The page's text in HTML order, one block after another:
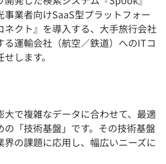
業者向けSaaS型プラットフォー
クト』を導入する、大手旅行会社
る運輸会社（航空／鉄道）へのITコ
します。
で複雑なデータに合わせて、最適
の「技術基盤」です。その技術基盤
界の課題に応用し、幅広いニーズに